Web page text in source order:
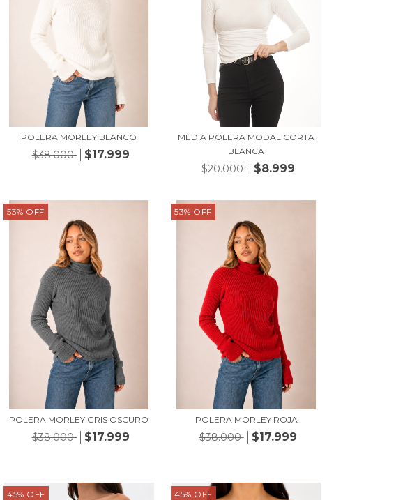
POLERA MORLEY BLANCO
$38.000 $17.999
MEDIA POLERA MODAL CORTA
BLANCA
$20.000 $8.999
53% OFF
POLERA MORLEY GRIS OSCURO
$38.000 $17.999
53% OFF
POLERA MORLEY ROJA
$38.000 $17.999
45% OFF 45% OFF